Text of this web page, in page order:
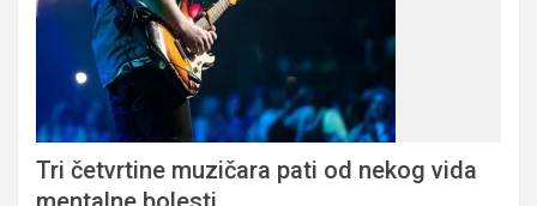
Tri četvrtine muzičara pati od nekog vida